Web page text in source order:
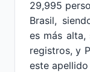
29,995
Brasil,
es más alta,
registros, y
este